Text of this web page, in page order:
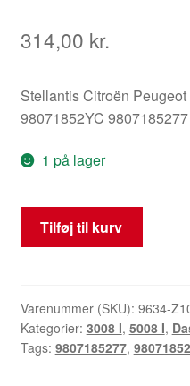
314,00 kr.
Stellantis Citroën Peugeot
98071852YC 9807185277
1 på lager
Panel
3008
5008
98071852YC
Tilføj til kurv
Varenummer (SKU): 9634-
Kategorier: 3008 I, 5008 I,
Tags: 9807185277,